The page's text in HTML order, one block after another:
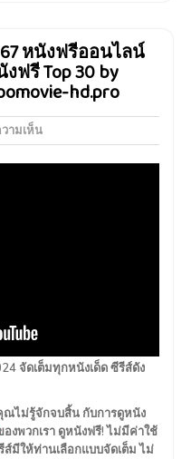
หนังฟรีออนไลน์
ฟรี Top 30 by
hd.pro
ามเห็น
จัดเต็มทุกหนังเด็ด ซีรีส์ดัง
ณไม่รู้จักจบสิ้น กับการดูหนัง
องพวกเรา ดูหนังฟรี! ไม่มีค่าใช้
ส์มีให้ท่านเลือกแบบจัดเต็ม ไม่